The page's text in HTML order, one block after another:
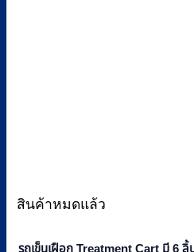
สินค้าหมดแล้ว
รถเข็นเฝือก Treatment Cart มี 6 ลิ้